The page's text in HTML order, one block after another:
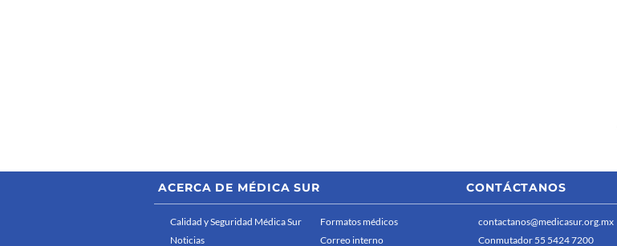
ACERCA DE MÉDICA SUR
Calidad y Seguridad Médica Sur
Noticias
Formatos médicos
Correo interno
CONTÁCTANOS
contactanos@medicasur.org.mx
Conmutador 55 5424 7200